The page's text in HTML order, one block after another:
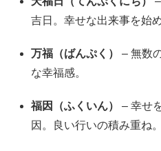
吉日。幸せな出来事を始
万福（ばんぷく）
– 無数
な幸福感。
福因（ふくいん）
– 幸せ
因。良い行いの積み重ね。